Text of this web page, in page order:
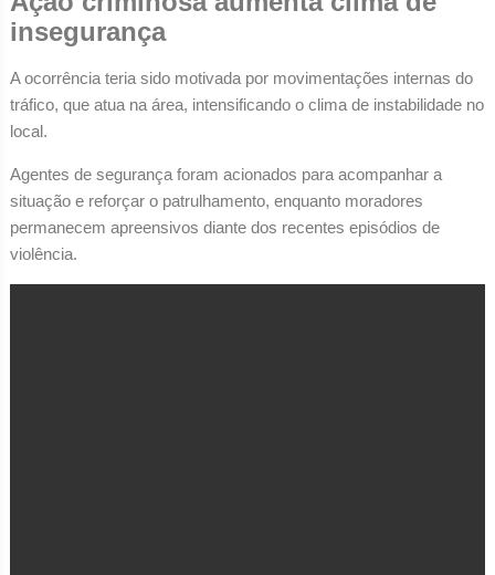
insegurança
A ocorrência teria sido motivada por movimentações internas do
tráfico, que atua na área, intensificando o clima de instabilidade no
local.
Agentes de segurança foram acionados para acompanhar a
situação e reforçar o patrulhamento, enquanto moradores
permanecem apreensivos diante dos recentes episódios de
violência.